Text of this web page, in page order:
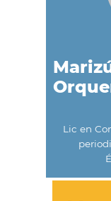
Lic en